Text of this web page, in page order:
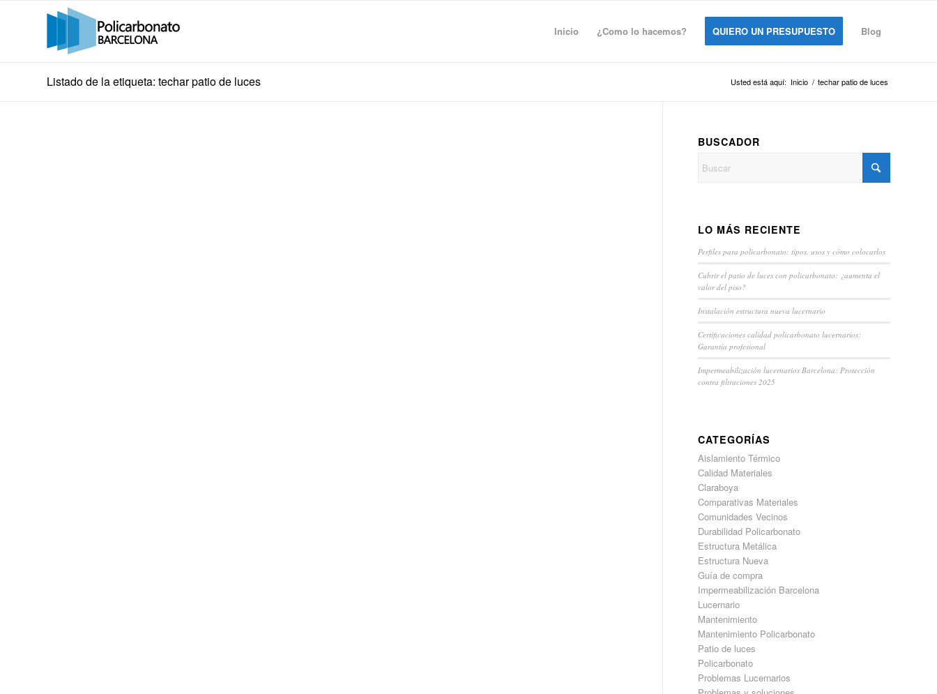
Inicio ¿Como lo hacemos? QUIERO UN PRESUPUESTO Blog
Listado de la etiqueta: techar patio de luces Usted está aquí: Inicio / techar patio de luces
BUSCADOR
LO MÁS RECIENTE
Perfiles para policarbonato: tipos, usos y cómo colocarlos
Cubrir el patio de luces con policarbonato: ¿aumenta el
valor del piso?
Instalación estructura nueva lucernario
Certificaciones calidad policarbonato lucernarios:
Garantía profesional
Impermeabilización lucernarios Barcelona: Protección
contra filtraciones 2025
CATEGORÍAS
Aislamiento Térmico
Calidad Materiales
Claraboya
Comparativas Materiales
Comunidades Vecinos
Durabilidad Policarbonato
Estructura Metálica
Estructura Nueva
Guía de compra
Impermeabilización Barcelona
Lucernario
Mantenimiento
Mantenimiento Policarbonato
Patio de luces
Policarbonato
Problemas Lucernarios